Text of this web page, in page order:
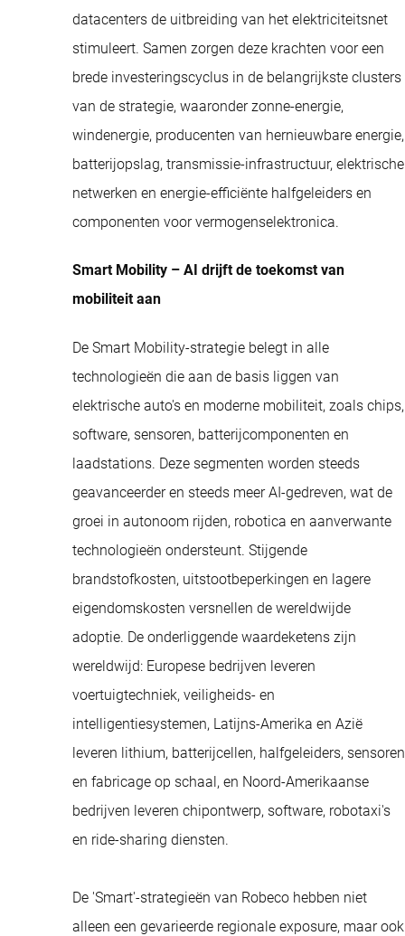
datacenters de uitbreiding van het elektriciteitsnet
stimuleert. Samen zorgen deze krachten voor een
brede investeringscyclus in de belangrijkste clusters
van de strategie, waaronder zonne-energie,
windenergie, producenten van hernieuwbare energie,
batterijopslag, transmissie-infrastructuur, elektrische
netwerken en energie-efficiënte halfgeleiders en
componenten voor vermogenselektronica.
Smart Mobility – AI drijft de toekomst van
mobiliteit aan
De Smart Mobility-strategie belegt in alle
technologieën die aan de basis liggen van
elektrische auto's en moderne mobiliteit, zoals chips,
software, sensoren, batterijcomponenten en
laadstations. Deze segmenten worden steeds
geavanceerder en steeds meer AI-gedreven, wat de
groei in autonoom rijden, robotica en aanverwante
technologieën ondersteunt. Stijgende
brandstofkosten, uitstootbeperkingen en lagere
eigendomskosten versnellen de wereldwijde
adoptie. De onderliggende waardeketens zijn
wereldwijd: Europese bedrijven leveren
voertuigtechniek, veiligheids- en
intelligentiesystemen, Latijns-Amerika en Azië
leveren lithium, batterijcellen, halfgeleiders, sensoren
en fabricage op schaal, en Noord-Amerikaanse
bedrijven leveren chipontwerp, software, robotaxi's
en ride-sharing diensten.
De 'Smart'-strategieën van Robeco hebben niet
alleen een gevarieerde regionale exposure, maar ook